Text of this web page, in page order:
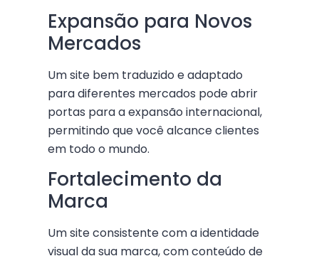
Expansão para Novos
Mercados
Um site bem traduzido e adaptado
para diferentes mercados pode abrir
portas para a expansão internacional,
permitindo que você alcance clientes
em todo o mundo.
Fortalecimento da
Marca
Um site consistente com a identidade
visual da sua marca, com conteúdo de